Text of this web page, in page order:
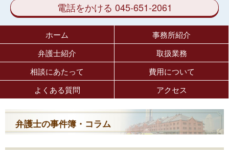
電話をかける 045-651-2061
ホーム
事務所紹介
弁護士紹介
取扱業務
相談にあたって
費用について
よくある質問
アクセス
弁護士の事件簿・コラム